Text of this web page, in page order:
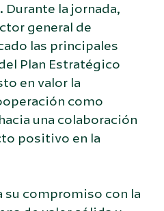
la jornada,
general de
las principales
Plan Estratégico
en valor la
como
una colaboración
positivo en la
compromiso con la